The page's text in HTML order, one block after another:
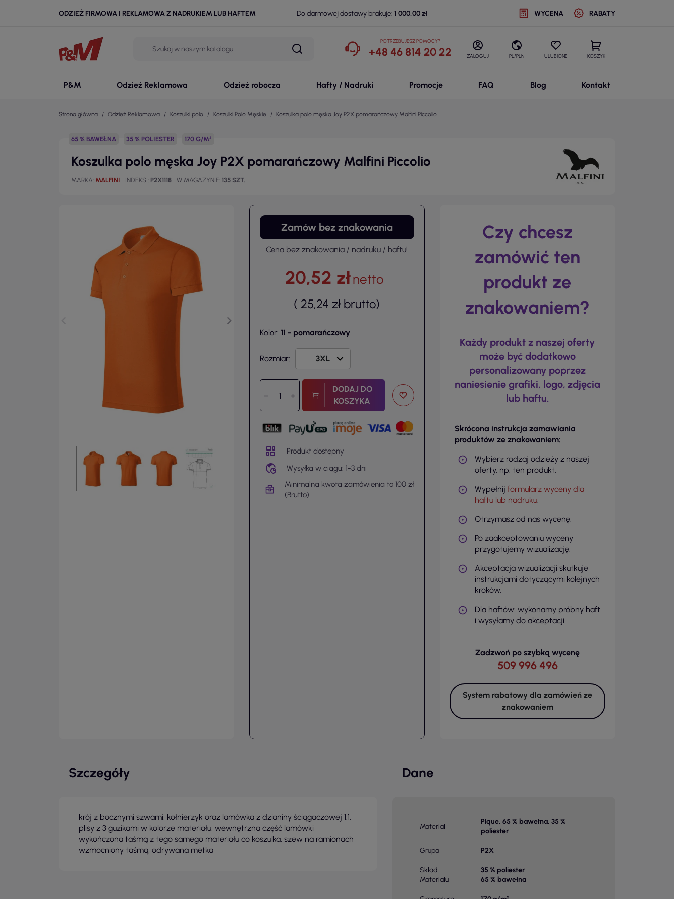
ODZIEŻ FIRMOWA I REKLAMOWA Z NADRUKIEM LUB HAFTEM Do darmowej dostawy brakuje: 1 000,00 zł WYCENA RABATY
POTRZEBUJESZ POMOCY?
+48 46 814 20 22 ZALOGUJ PL/PLN ULUBIONE KOSZYK
P&M Odzież Reklamowa Odzież robocza Hafty / Nadruki Promocje FAQ Blog Kontakt
Strona główna Odzież Reklamowa Koszulki polo Koszulki Polo Męskie Koszulka polo męska Joy P2X pomarańczowy Malfini Piccolio
65 % BAWEŁNA 35 % POLIESTER 170 G/M²
Koszulka polo męska Joy P2X pomarańczowy Malfini Piccolio
MARKA MALFINI INDEKS P2X1118 W MAGAZYNIE 135 SZT.
Zamów bez znakowania
Cena bez znakowania / nadruku / haftu!
20,52 złnetto
( 25,24 zł brutto)
Kolor: 11 - pomarańczowy
Rozmiar:
DODAJ DO
KOSZYKA
Produkt dostępny
Wysyłka w ciągu: 1-3 dni
Minimalna kwota zamówienia to 100 zł
(Brutto)
Czy chcesz
zamówić ten
produkt ze
znakowaniem?
Każdy produkt z naszej oferty
może być dodatkowo
personalizowany poprzez
naniesienie grafiki, logo, zdjęcia
lub haftu.
Skrócona instrukcja zamawiania
produktów ze znakowaniem:
Wybierz rodzaj odzieży z naszej
oferty, np. ten produkt.
Wypełnij formularz wyceny dla
haftu lub nadruku.
Otrzymasz od nas wycenę.
Po zaakceptowaniu wyceny
przygotujemy wizualizację.
Akceptacja wizualizacji skutkuje
instrukcjami dotyczącymi kolejnych
kroków.
Dla haftów: wykonamy próbny haft
i wysyłamy do akceptacji.
Zadzwoń po szybką wycenę
509 996 496
System rabatowy dla zamówień ze
znakowaniem
Szczegóły
krój z bocznymi szwami, kołnierzyk oraz lamówka z dzianiny ściągaczowej 1:1,
plisy z 3 guzikami w kolorze materiału, wewnętrzna część lamówki
wykończona taśmą z tego samego materiału co koszulka, szew na ramionach
wzmocniony taśmą, odrywana metka
Dane
Materiał
Pique, 65 % bawełna, 35 %
poliester
Grupa P2X
Skład
Materiału
35 % poliester
65 % bawełna